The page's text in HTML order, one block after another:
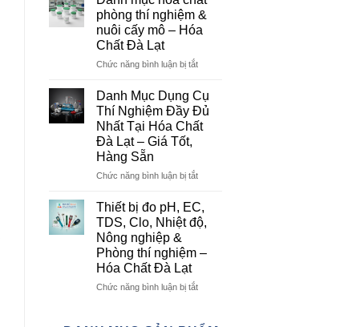
Thiết
Bị
Thí
Tín
Đà
Lạt
chất
nông
tại
Lạt
–
Hóa
Chất
đầy
lượng,
trung
đa
sinh
phòng thí nghiệm &
nuôi cấy mô – Hóa
Chất Đà Lạt
Chức năng bình luận bị tắtở
mục
hóa
chất
phòng
&
mô
–
Chất
Danh Mục Dụng Cụ
Thí Nghiệm Đầy Đủ
Nhất Tại Hóa Chất
Đà Lạt – Giá Tốt,
Hàng Sẵn
Chức năng bình luận bị tắtở
Mục
Dụng
Cụ
Nghiệm
Đủ
Hóa
Thiết bị đo pH, EC,
TDS, Clo, Nhiệt độ,
Nông nghiệp &
Phòng thí nghiệm –
Hóa Chất Đà Lạt
Chức năng bình luận bị tắtở